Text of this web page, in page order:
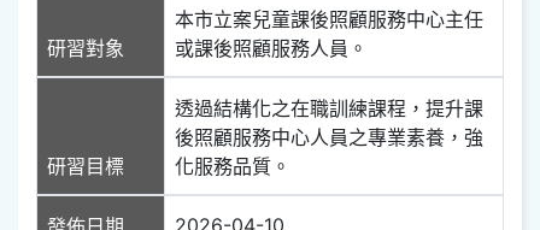
研習對象
本市立案兒童課後照顧服務中心主任
或課後照顧服務人員。
研習目標
透過結構化之在職訓練課程，提升課
後照顧服務中心人員之專業素養，強
化服務品質。
2026-04-10